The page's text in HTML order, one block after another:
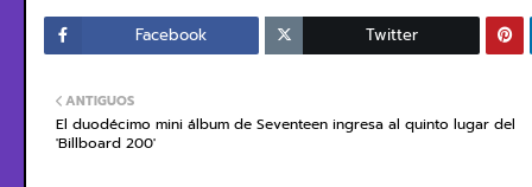
Facebook Twitter
ANTIGUOS
El duodécimo mini álbum de Seventeen ingresa al quinto lugar del
'Billboard 200'